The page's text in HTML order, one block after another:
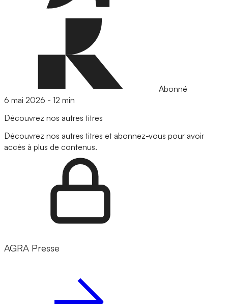
Abonné
6 mai 2026 - 12 min
Découvrez nos autres titres
Découvrez nos autres titres et abonnez-vous pour avoir
accès à plus de contenus.
AGRA Presse